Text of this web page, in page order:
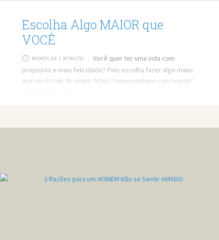
Escolha Algo MAIOR que
VOCÊ
MENOS DE 1 MINUTO
Você quer ter uma vida com
propósito e mais felicidade? Pois escolha fazer algo maior
que você! Link do vídeo: https://www.youtube.com/watch?